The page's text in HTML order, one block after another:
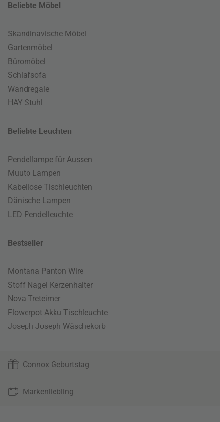
Beliebte Möbel
Skandinavische Möbel
Gartenmöbel
Büromöbel
Schlafsofa
Wandregale
HAY Stuhl
Beliebte Leuchten
Pendellampe für Aussen
Muuto Lampen
Kabellose Tischleuchten
Dänische Lampen
LED Pendelleuchte
Bestseller
Montana Panton Wire
Stoff Nagel Kerzenhalter
Nova Treteimer
Flowerpot Akku Tischleuchte
Joseph Joseph Wäschekorb
Connox Geburtstag
Markenliebling